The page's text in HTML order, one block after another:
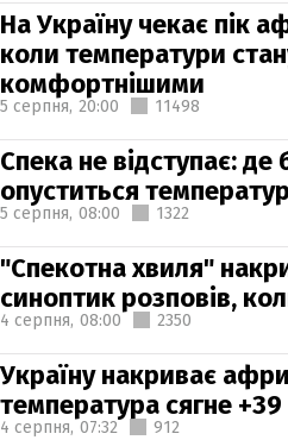
На Україну чекає пік
коли температури
комфортнішими
5 серпня, 20:00 11498
Спека не відступає: де
опуститься
5 серпня, 08:00 1322
"Спекотна хвиля"
синоптик розповів,
4 серпня, 08:00 2350
Україну накриває
температура сягне +39
4 серпня, 07:32 912